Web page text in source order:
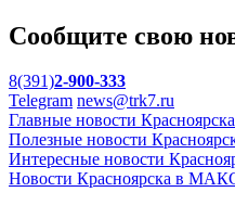
Сообщите свою
8(391)2-900-333
Telegram news@trk7.ru
Главные новости
Полезные новости
Интересные новости
Новости Красноярска в